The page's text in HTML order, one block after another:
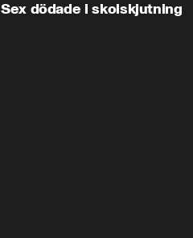
Sex dödade i skolskjutning